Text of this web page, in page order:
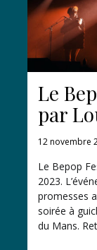
Le
par
12 novembre
Le Bepop
2023.
promesses
soirée à
du Mans.